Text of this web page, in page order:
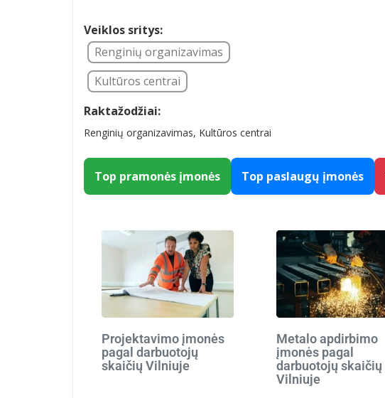
Veiklos sritys:
Renginių organizavimas
Kultūros centrai
Raktažodžiai:
Renginių organizavimas, Kultūros centrai
Top pramonės įmonės Top paslaugų įmonės
Projektavimo įmonės
pagal darbuotojų
skaičių Vilniuje
Metalo apdirbimo
įmonės pagal
darbuotojų skaičių
Vilniuje